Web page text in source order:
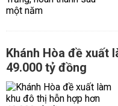
Khánh Hòa đề xuất
49.000 tỷ đồng